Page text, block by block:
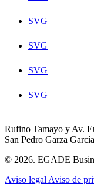
SVG
SVG
SVG
SVG
Rufino Tamayo y Av.
San Pedro Garza
© 2026. EGADE
Aviso legal Aviso de